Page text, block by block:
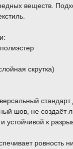
веществ.
скрутка)
шов, не
устойчивой к
ровность